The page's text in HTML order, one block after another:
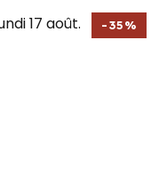
17 août.
- 35 %